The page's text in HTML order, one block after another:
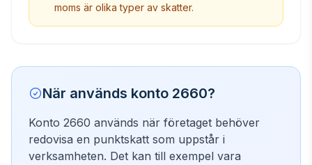
moms är olika typer av skatter.
När används konto 2660?
Konto 2660 används när företaget behöver
redovisa en punktskatt som uppstår i
verksamheten. Det kan till exempel vara